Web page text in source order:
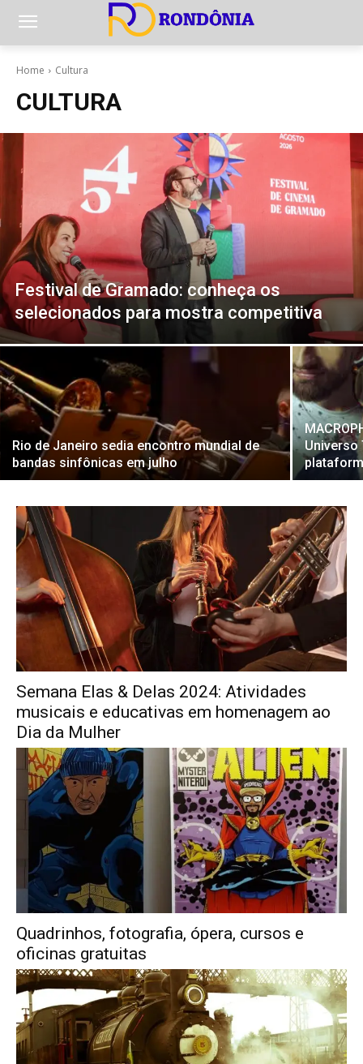
Home Cultura
CULTURA
Festival de Gramado: conheça os
selecionados para mostra competitiva
Rio de Janeiro sedia encontro mundial de
bandas sinfônicas em julho
Universo
Semana Elas & Delas 2024: Atividades
musicais e educativas em homenagem ao
Dia da Mulher
Quadrinhos, fotografia, ópera, cursos e
oficinas gratuitas